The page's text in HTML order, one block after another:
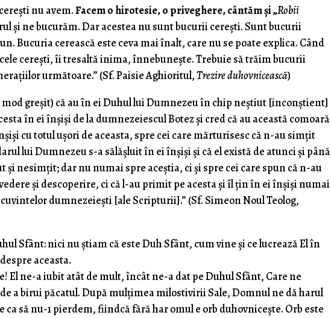
nu avem.Facem o hirotesie, o priveghere, cântăm şi „Robii
şi ne bucurăm. Dar acestea nu sunt bucurii cereşti. Sunt bucurii
Bucuria cerească este ceva mai înalt, care nu se poate explica. Când
cereşti, îi tresaltă inima, înnebuneşte. Trebuie să trăim bucurii
următoare.” (Sf. Paisie Aghioritul,Trezire duhovnicească)
greșit) că au în ei Duhul lui Dumnezeu în chip neştiut [inconştient]
în ei înşişi de la dumnezeiescul Botez şi cred că au această comoară
cu totul uşori de aceasta, spre cei care mărturisesc că n-au simţit
lui Dumnezeu s-a sălăşluit în ei înşişi şi că el există de atunci şi până
nesimţit; dar nu numai spre aceştia, ci şi spre cei care spun că n-au
şi descoperire, ci că l-au primit pe acesta şi îl ţin în ei înşişi numai
dumnezeieşti [ale Scripturii].” (Sf. Simeon Noul Teolog,
Sfânt: nici nu știam că este Duh Sfânt, cum vine și ce lucrează El în
aceasta.
El ne-a iubit atât de mult, încât ne-a dat pe Duhul Sfânt, Care ne
a birui păcatul. După mulțimea milostivirii Sale, Domnul ne dă harul
să nu-1 pierdem, fiindcă fără har omul e orb duhovnicește. Orb este